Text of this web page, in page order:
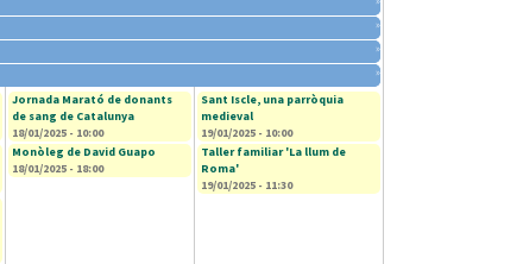
»
»
»
Jornada Marató de donants
de sang de Catalunya
18/01/2025 - 10:00
Monòleg de David Guapo
18/01/2025 - 18:00
Sant Iscle, una parròquia
medieval
19/01/2025 - 10:00
Taller familiar 'La llum de
Roma'
19/01/2025 - 11:30